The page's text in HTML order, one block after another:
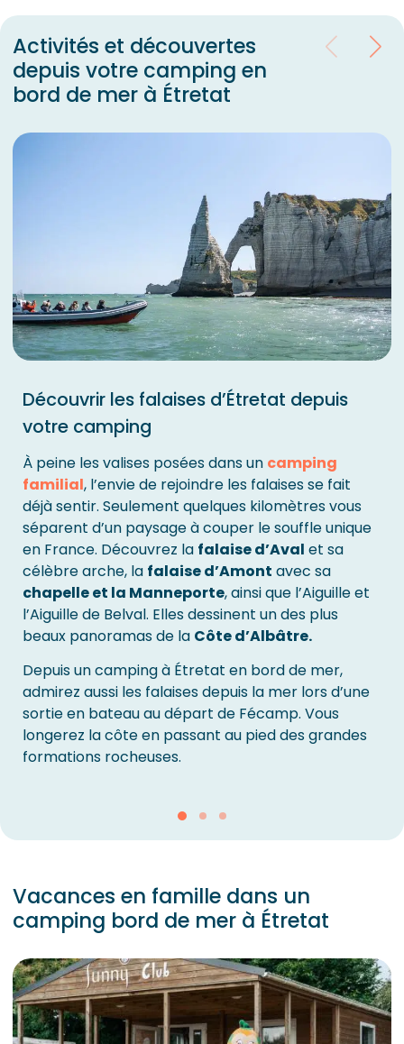
Activités et découvertes
depuis votre camping en
bord de mer à Étretat
Découvrir les falaises d’Étretat depuis
votre camping
À peine les valises posées dans un camping
familial, l’envie de rejoindre les falaises se fait
déjà sentir. Seulement quelques kilomètres vous
séparent d’un paysage à couper le souffle unique
en France. Découvrez la falaise d’Aval et sa
célèbre arche, la falaise d’Amont avec sa
chapelle et la Manneporte, ainsi que l’Aiguille et
l’Aiguille de Belval. Elles dessinent un des plus
beaux panoramas de la Côte d’Albâtre.
Depuis un camping à Étretat en bord de mer,
admirez aussi les falaises depuis la mer lors d’une
sortie en bateau au départ de Fécamp. Vous
longerez la côte en passant au pied des grandes
formations rocheuses.
Vacances en famille dans un
camping bord de mer à Étretat